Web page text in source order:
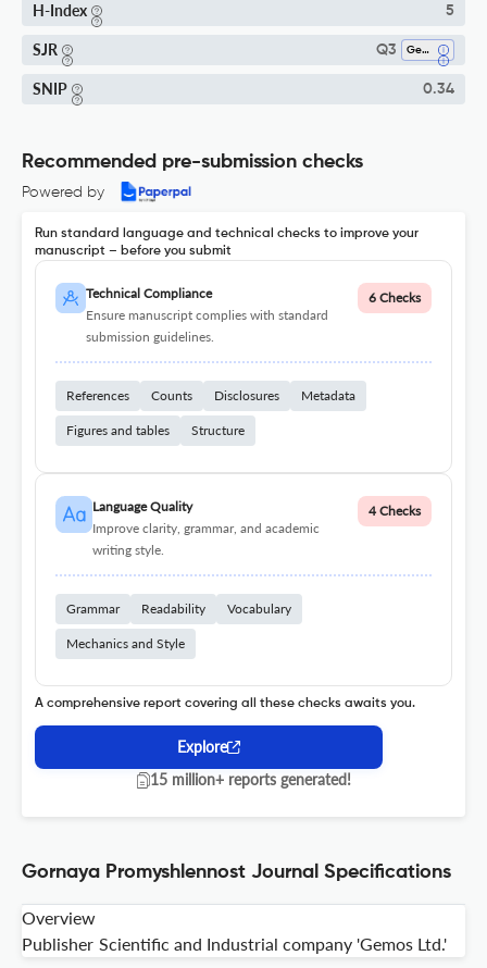
H-Index 5
SJR Q3 Geology
SNIP 0.34
Recommended pre-submission checks
Powered by
Run standard language and technical checks to improve your
manuscript – before you submit
Technical Compliance
Ensure manuscript complies with standard
submission guidelines.
6 Checks
References Counts Disclosures Metadata
Figures and tables Structure
Language Quality
Improve clarity, grammar, and academic
writing style.
4 Checks
Grammar Readability Vocabulary
Mechanics and Style
A comprehensive report covering all these checks awaits you.
Explore
15 million+ reports generated!
Gornaya Promyshlennost Journal Specifications
Overview
Publisher Scientific and Industrial company 'Gemos Ltd.'